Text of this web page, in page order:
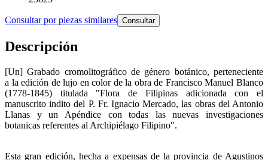
Consultar por piezas similares Consultar
Descripción
[Un] Grabado cromolitográfico de género botánico, perteneciente
a la edición de lujo en color de la obra de Francisco Manuel Blanco
(1778-1845) titulada "Flora de Filipinas adicionada con el
manuscrito indito del P. Fr. Ignacio Mercado, las obras del Antonio
Llanas y un Apéndice con todas las nuevas investigaciones
botanicas referentes al Archipiélago Filipino".
Esta gran edición, hecha a expensas de la provincia de Agustinos